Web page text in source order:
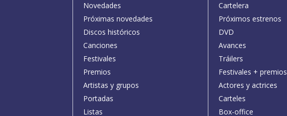
Novedades
Próximas novedades
Discos históricos
Canciones
Festivales
Premios
Artistas y grupos
Portadas
Listas
Cartelera
Próximos estrenos
DVD
Avances
Tráilers
Festivales + premios
Actores y actrices
Carteles
Box-office